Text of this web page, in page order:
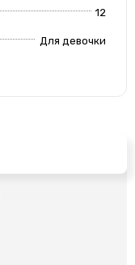
12
Для девочки